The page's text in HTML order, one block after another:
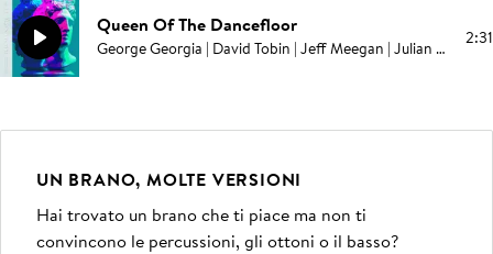
Queen Of The Dancefloor
George Georgia | David Tobin | Jeff Meegan | Julian Gallant | Rob Kelly 2:31
UN BRANO, MOLTE VERSIONI
Hai trovato un brano che ti piace ma non ti
convincono le percussioni, gli ottoni o il basso?